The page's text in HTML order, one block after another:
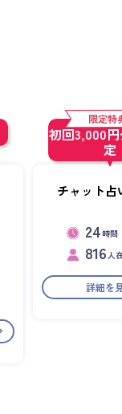
限定特
初回3,000
定
チャット占
24 時間
816人
詳細を